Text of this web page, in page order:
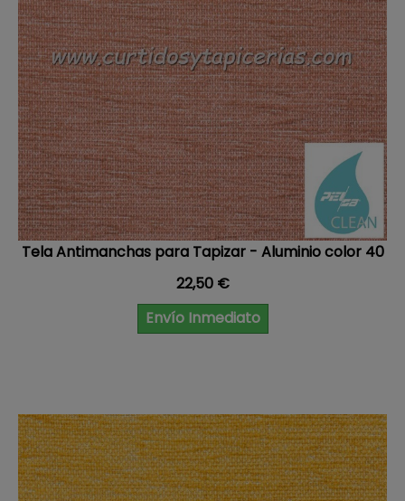
Tela Antimanchas para Tapizar - Aluminio color 40
Precio
22,50 €
Envío Inmediato